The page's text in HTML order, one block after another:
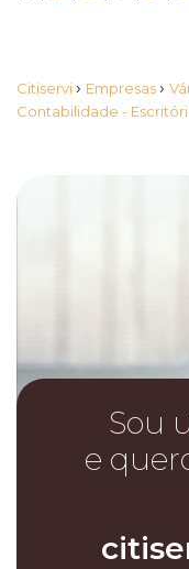
Citiservi › Empresas ›
Contabilidade -
Sou
e